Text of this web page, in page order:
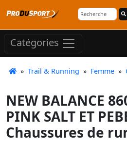
Catégories
» Trail & Running » Femme »
NEW BALANCE
PINK SALT ET
Chaussures de